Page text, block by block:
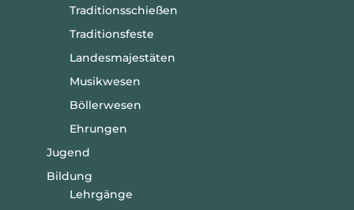
Traditionsschießen
Traditionsfeste
Landesmajestäten
Musikwesen
Böllerwesen
Ehrungen
Jugend
Bildung
Lehrgänge